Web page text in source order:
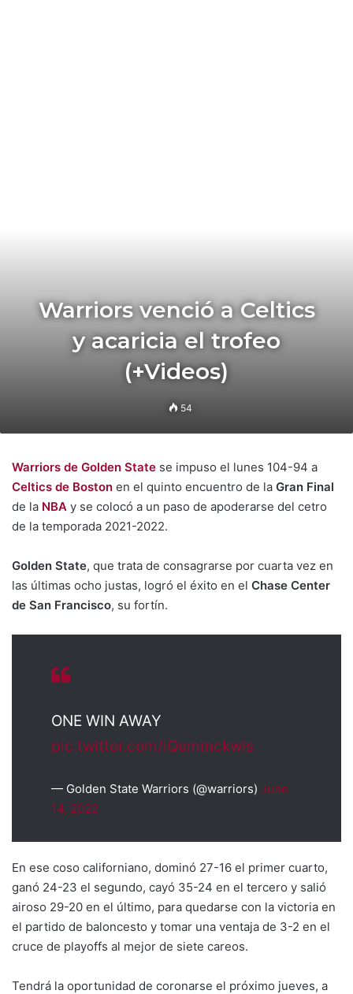
Warriors venció a Celtics
y acaricia el trofeo
(+Videos)
54
Warriors de Golden State se impuso el lunes 104-94 a
Celtics de Boston en el quinto encuentro de la Gran Final
de la NBA y se colocó a un paso de apoderarse del cetro
de la temporada 2021-2022.
Golden State, que trata de consagrarse por cuarta vez en
las últimas ocho justas, logró el éxito en el Chase Center
de San Francisco, su fortín.
ONE WIN AWAY
pic.twitter.com/iQemmckwIs
— Golden State Warriors (@warriors) June
14, 2022
En ese coso californiano, dominó 27-16 el primer cuarto,
ganó 24-23 el segundo, cayó 35-24 en el tercero y salió
airoso 29-20 en el último, para quedarse con la victoria en
el partido de baloncesto y tomar una ventaja de 3-2 en el
cruce de playoffs al mejor de siete careos.
Tendrá la oportunidad de coronarse el próximo jueves, a